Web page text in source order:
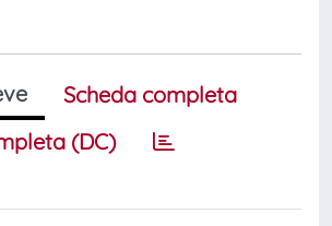
Scheda completa
(DC)